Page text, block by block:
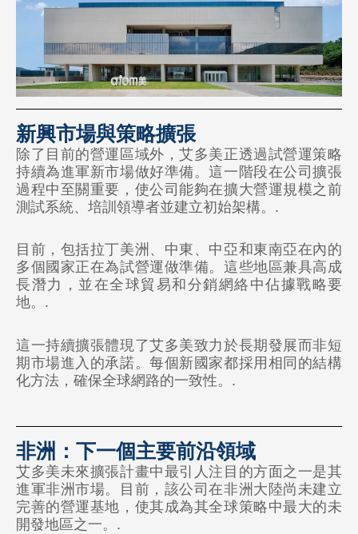
🇮🇩 印度尼西亞
🇰🇬 吉爾吉斯斯坦
🇲🇾 馬來西亞
🇲🇳 蒙古
🇵🇭 菲律賓
🇸🇬 新加坡
🇹🇼 台灣
🇺🇿 烏茲別克斯坦
非洲
大洋洲
🇦🇺 澳大利亞
🇳🇿 紐西蘭
新興市場與策略擴張
除了目前的營運區域外，艾多美正透過試營運策略
持續為進軍新市場做好準備。這一階段在公司擴張
過程中至關重要，使公司能夠在擴大營運規模之前
測試系統、培訓領導者並建立初始架構。.
目前，包括拉丁美洲、中東、中亞和東南亞在內的
多個國家正在為試營運做準備。這些地區兼具高成
長潛力，並在全球貿易和分銷網絡中佔據戰略要
地。.
這一持續擴張體現了艾多美致力於長期發展而非短
期市場進入的承諾。每個新國家都採用相同的結構
化方法，確保全球網路的一致性。.
非洲：下一個主要前沿領域
艾多美未來擴張計畫中最引人注目的方面之一是其
進軍非洲市場。目前，該公司在非洲大陸尚未建立
完善的營運基地，使其成為其全球策略中最大的未
開發地區之一。.